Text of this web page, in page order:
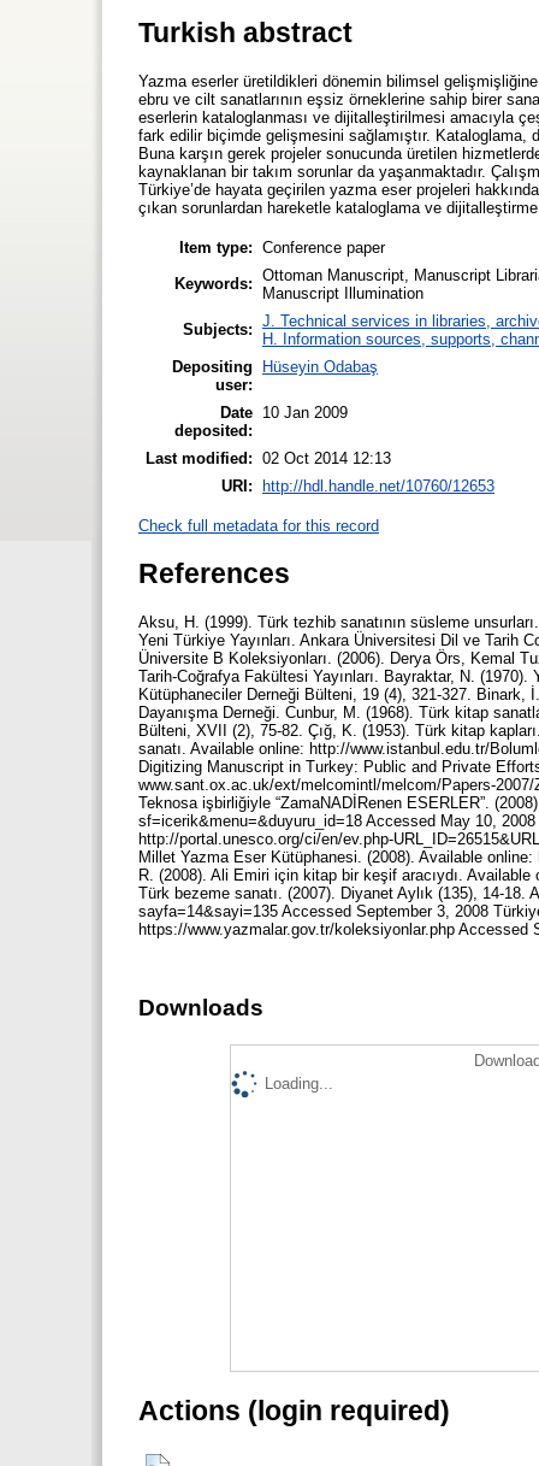
Turkish abstract
Yazma eserler üretildikleri dönemin bilimsel
ebru ve cilt sanatlarının eşsiz örneklerine sahip birer
eserlerin kataloglanması ve dijitalleştirilmesi amacıyla
fark edilir biçimde gelişmesini sağlamıştır. Kataloglama,
Buna karşın gerek projeler sonucunda üretilen
kaynaklanan bir takım sorunlar da yaşanmaktadır.
Türkiye’de hayata geçirilen yazma eser projeleri
çıkan sorunlardan hareketle kataloglama ve
Item type: Conference paper
Keywords: Ottoman Manuscript, Manuscript
Manuscript Illumination
Subjects: J. Technical services in libraries,
H. Information sources, supports,
Depositing
user:
Hüseyin Odabaş
Date
deposited:
10 Jan 2009
Last modified: 02 Oct 2014 12:13
URI:
http://hdl.handle.net/10760/12653
Check full metadata for this record
References
Aksu, H. (1999). Türk tezhib sanatının süsleme
Yeni Türkiye Yayınları. Ankara Üniversitesi Dil ve Tarih
Üniversite B Koleksiyonları. (2006). Derya Örs, Kemal
Tarih-Coğrafya Fakültesi Yayınları. Bayraktar, N.
Kütüphaneciler Derneği Bülteni, 19 (4), 321-327. Binark,
Dayanışma Derneği. Cunbur, M. (1968). Türk kitap
Bülteni, XVII (2), 75-82. Çığ, K. (1953). Türk kitap
sanatı. Available online: http://www.istanbul.edu.tr/
Digitizing Manuscript in Turkey: Public and Private
www.sant.ox.ac.uk/ext/melcomintl/melcom/Papers-
Teknosa işbirliğiyle “ZamaNADİRenen ESERLER”.
sf=icerik&menu=&duyuru_id=18 Accessed May 10,
http://portal.unesco.org/ci/en/ev.php-
Millet Yazma Eser Kütüphanesi. (2008). Available
R. (2008). Ali Emiri için kitap bir keşif aracıydı.
Türk bezeme sanatı. (2007). Diyanet Aylık (135), 14-
sayfa=14&sayi=135 Accessed September 3, 2008
https://www.yazmalar.gov.tr/koleksiyonlar.php Accessed
Downloads
Loading...
Actions (login required)